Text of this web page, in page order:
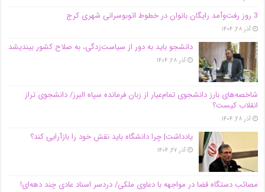
3 روز رفت‌وآمد رایگان بانوان در خطوط اتوبوسرانی شهری کرج
آذر ۲۸, ۱۴۰۴
دانشجو باید به دور از سیاست‌زدگی، به صلاح کشور بیندیشد
آذر ۲۸, ۱۴۰۴
شاخصه‌های بارز دانشجوی تمام‌عیار از زبان فرمانده سپاه البرز/ دانشجوی تراز
انقلاب کیست؟
آذر ۲۸, ۱۴۰۴
یادداشت| چرا دانشگاه باید نقش خود را بازآرایی کند؟
آذر ۲۷, ۱۴۰۴
مصائب دستگاه قضا در مواجهه با دعاوی ملکی/ دردسر اسناد عادی چند‌ دهه‌ای!